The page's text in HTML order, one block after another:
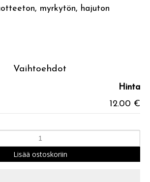
myrkytön, hajuton
Vaihtoehdot
Hinta
12.00 €